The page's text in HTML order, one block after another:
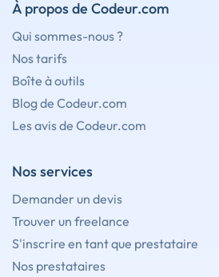
À propos de Codeur.com
Qui sommes-nous ?
Nos tarifs
Boîte à outils
Blog de Codeur.com
Les avis de Codeur.com
Nos services
Demander un devis
Trouver un freelance
S'inscrire en tant que prestataire
Nos prestataires